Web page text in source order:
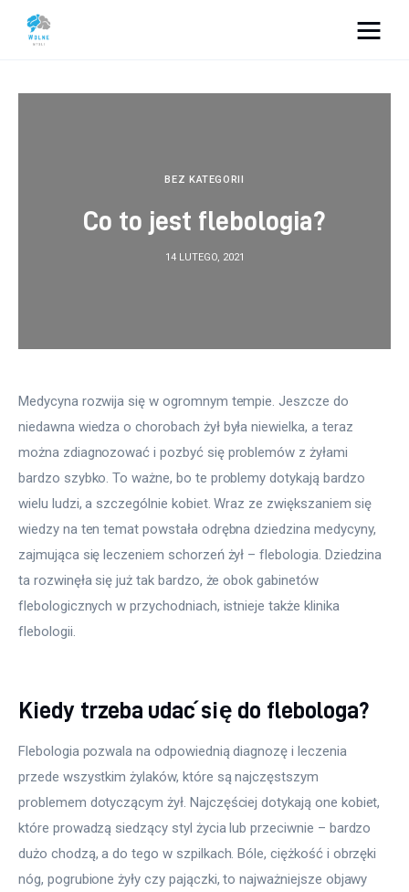
Dom i ogród
Więcej
BEZ KATEGORII
Co to jest flebologia?
14 LUTEGO, 2021
Medycyna rozwija się w ogromnym tempie. Jeszcze do
niedawna wiedza o chorobach żył była niewielka, a teraz
można zdiagnozować i pozbyć się problemów z żyłami
bardzo szybko. To ważne, bo te problemy dotykają bardzo
wielu ludzi, a szczególnie kobiet. Wraz ze zwiększaniem się
wiedzy na ten temat powstała odrębna dziedzina medycyny,
zajmująca się leczeniem schorzeń żył – flebologia. Dziedzina
ta rozwinęła się już tak bardzo, że obok gabinetów
flebologicznych w przychodniach, istnieje także klinika
flebologii.
Kiedy trzeba udać się do flebologa?
Flebologia pozwala na odpowiednią diagnozę i leczenia
przede wszystkim żylaków, które są najczęstszym
problemem dotyczącym żył. Najczęściej dotykają one kobiet,
które prowadzą siedzący styl życia lub przeciwnie – bardzo
dużo chodzą, a do tego w szpilkach. Bóle, ciężkość i obrzęki
nóg, pogrubione żyły czy pajączki, to najważniejsze objawy